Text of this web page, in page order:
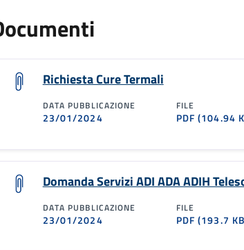
Richiesta Cure Termali
DATA PUBBLICAZIONE
23/01/2024
FILE
PDF(104.94
Domanda Servizi ADI ADA ADIH
DATA PUBBLICAZIONE
23/01/2024
FILE
PDF(193.7